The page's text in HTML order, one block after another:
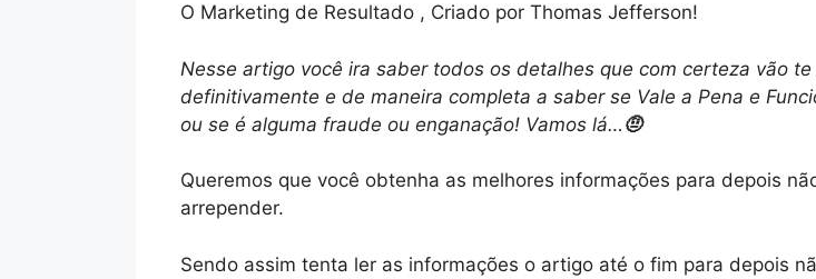
O Marketing de Resultado , Criado por Thomas Jefferson!
Nesse artigo você ira saber todos os detalhes que com certeza vão
definitivamente e de maneira completa a saber se Vale a Pena e
ou se é alguma fraude ou enganação! Vamos lá… 🤨
Queremos que você obtenha as melhores informações para depois
arrepender.
Sendo assim tenta ler as informações o artigo até o fim para depois